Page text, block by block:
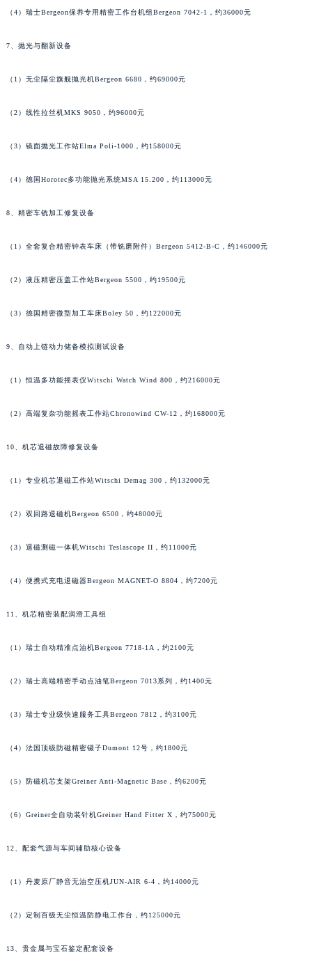
（4）瑞士Bergeon保养专用精密工作台机组Bergeon 7042-1，约36000元
7、抛光与翻新设备
（1）无尘隔尘旗舰抛光机Bergeon 6680，约69000元
（2）线性拉丝机MKS 9050，约96000元
（3）镜面抛光工作站Elma Poli-1000，约158000元
（4）德国Horotec多功能抛光系统MSA 15.200，约113000元
8、精密车铣加工修复设备
（1）全套复合精密钟表车床（带铣磨附件）Bergeon 5412-B-C，约146000元
（2）液压精密压盖工作站Bergeon 5500，约19500元
（3）德国精密微型加工车床Boley 50，约122000元
9、自动上链动力储备模拟测试设备
（1）恒温多功能摇表仪Witschi Watch Wind 800，约216000元
（2）高端复杂功能摇表工作站Chronowind CW-12，约168000元
10、机芯退磁故障修复设备
（1）专业机芯退磁工作站Witschi Demag 300，约132000元
（2）双回路退磁机Bergeon 6500，约48000元
（3）退磁测磁一体机Witschi Teslascope II，约11000元
（4）便携式充电退磁器Bergeon MAGNET-O 8804，约7200元
11、机芯精密装配润滑工具组
（1）瑞士自动精准点油机Bergeon 7718-1A，约2100元
（2）瑞士高端精密手动点油笔Bergeon 7013系列，约1400元
（3）瑞士专业级快速服务工具Bergeon 7812，约3100元
（4）法国顶级防磁精密镊子Dumont 12号，约1800元
（5）防磁机芯支架Greiner Anti-Magnetic Base，约6200元
（6）Greiner全自动装针机Greiner Hand Fitter X，约75000元
12、配套气源与车间辅助核心设备
（1）丹麦原厂静音无油空压机JUN-AIR 6-4，约14000元
（2）定制百级无尘恒温防静电工作台，约125000元
13、贵金属与宝石鉴定配套设备